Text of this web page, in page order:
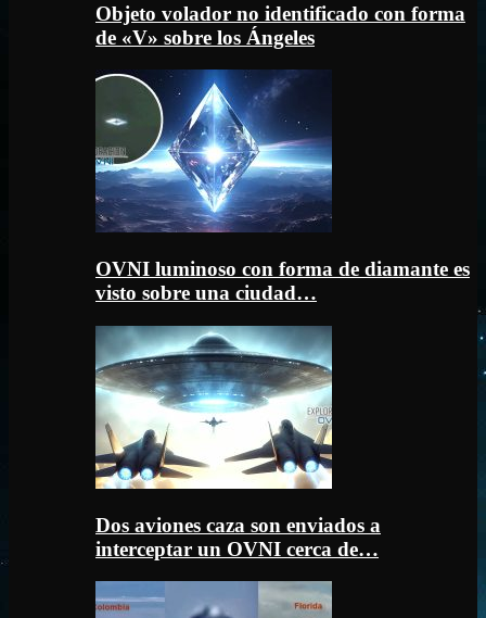
Objeto volador no identificado con forma
de «V» sobre los Ángeles
OVNI luminoso con forma de diamante es
visto sobre una ciudad…
Dos aviones caza son enviados a
interceptar un OVNI cerca de…